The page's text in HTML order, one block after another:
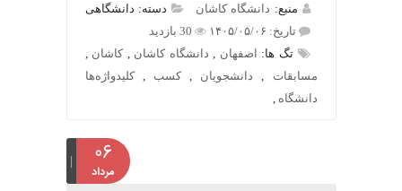
منبع:دانشگاه کاشان
دسته: دانشگاهی
تاریخ: ۱۴۰۵/۰۵/۰۶
30 بازدید
تگ ها:اصفهان ,دانشگاه کاشان ,کاشان,
مسابقات,دانشجویان,کسب ,کلیدواژه‌ها
دانشگاه,
۰۶
مرداد